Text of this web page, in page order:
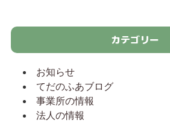
カテゴリー
お知らせ
てだのふあブログ
事業所の情報
法人の情報